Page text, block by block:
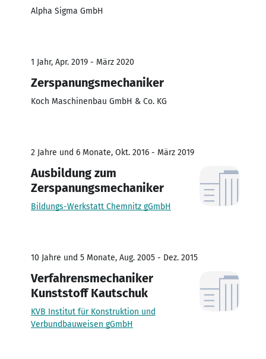
Alpha Sigma GmbH
1 Jahr, Apr. 2019 - März 2020
Zerspanungsmechaniker
Koch Maschinenbau GmbH & Co. KG
2 Jahre und 6 Monate, Okt. 2016 - März 2019
Ausbildung zum
Zerspanungsmechaniker
Bildungs-Werkstatt Chemnitz gGmbH
10 Jahre und 5 Monate, Aug. 2005 - Dez. 2015
Verfahrensmechaniker
Kunststoff Kautschuk
KVB Institut für Konstruktion und
Verbundbauweisen gGmbH